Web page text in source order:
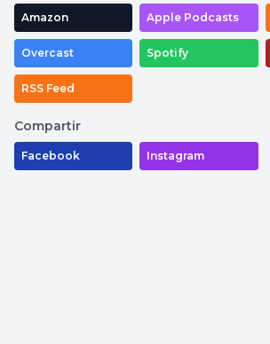
Amazon Apple Podcasts
Overcast Spotify
RSS Feed
Compartir
Facebook Instagram